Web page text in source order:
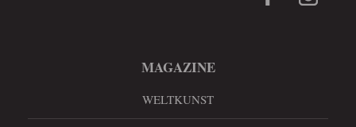
MAGAZINE
WELTKUNST